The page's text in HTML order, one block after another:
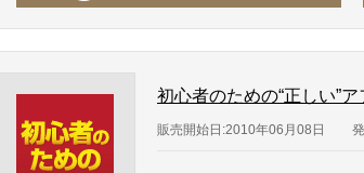
初心者のための“正しい”
販売開始日:2010年06月08日